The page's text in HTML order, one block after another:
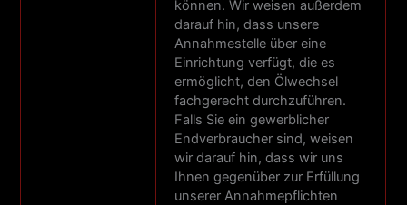
können. Wir weisen außerdem
darauf hin, dass unsere
Annahmestelle über eine
Einrichtung verfügt, die es
ermöglicht, den Ölwechsel
fachgerecht durchzuführen.
Falls Sie ein gewerblicher
Endverbraucher sind, weisen
wir darauf hin, dass wir uns
Ihnen gegenüber zur Erfüllung
unserer Annahmepflichten